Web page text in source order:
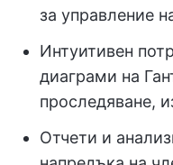
за управление
Интуитивен
диаграми на
проследяване,
Отчети и